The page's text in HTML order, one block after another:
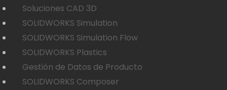
Soluciones CAD 3D
SOLIDWORKS Simulation
SOLIDWORKS Simulation Flow
SOLIDWORKS Plastics
Gestión de Datos de Producto
SOLIDWORKS Composer